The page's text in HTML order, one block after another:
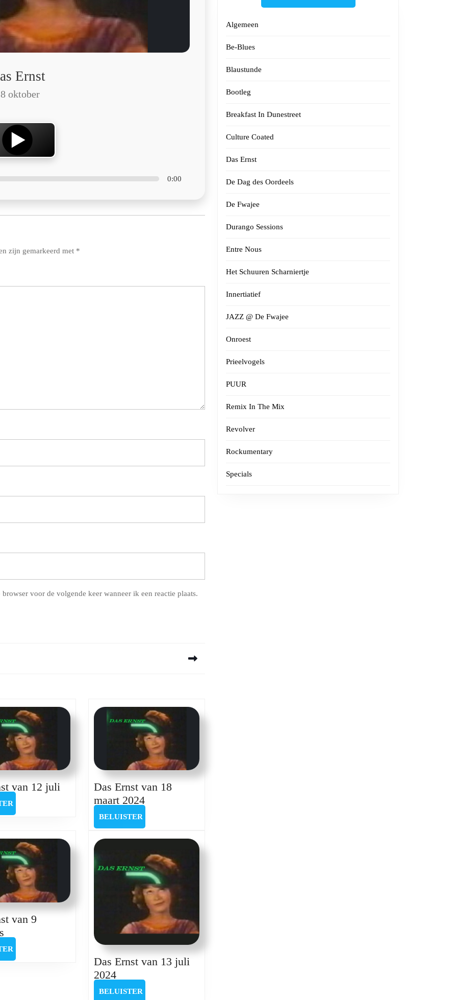
Ernst
oktober
0:00
zijn gemarkeerd met *
voor de volgende keer wanneer ik een reactie plaats.
van 12 juli
juli
Das Ernst van 18
maart 2024Das
van
18
maart
2024
BELUISTERBELUISTER
van 9
Ernst
van
Das Ernst van 13 juli
2024Das
Ernst
BELUISTERBELUISTER
Algemeen
Be-Blues
Blaustunde
Bootleg
Breakfast In Dunestreet
Culture Coated
Das Ernst
De Dag des Oordeels
De Fwajee
Durango Sessions
Entre Nous
Het Schuuren Scharniertje
Innertiatief
JAZZ @ De Fwajee
Onroest
Prieelvogels
PUUR
Remix In The Mix
Revolver
Rockumentary
Specials